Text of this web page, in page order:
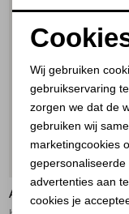
AÍMÉE THE LABEL
Marketing
Wij gebruiken
gebruikservaring
zorgen we dat de
gebruiken wij
marketingcookies
advertenties aan
cookies je